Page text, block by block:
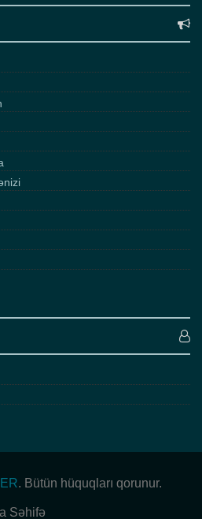
. Bütün hüquqları qorunur.
Səhifə